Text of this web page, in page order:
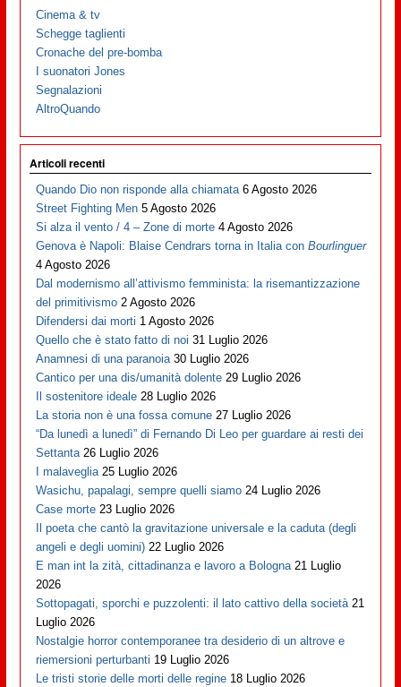
Cinema & tv
Schegge taglienti
Cronache del pre-bomba
I suonatori Jones
Segnalazioni
AltroQuando
Articoli recenti
Quando Dio non risponde alla chiamata 6 Agosto 2026
Street Fighting Men 5 Agosto 2026
Si alza il vento / 4 – Zone di morte 4 Agosto 2026
Genova è Napoli: Blaise Cendrars torna in Italia conBourlinguer
4 Agosto 2026
Dal modernismo all’attivismo femminista: la risemantizzazione
del primitivismo 2 Agosto 2026
Difendersi dai morti 1 Agosto 2026
Quello che è stato fatto di noi 31 Luglio 2026
Anamnesi di una paranoia 30 Luglio 2026
Cantico per una dis/umanità dolente 29 Luglio 2026
Il sostenitore ideale 28 Luglio 2026
La storia non è una fossa comune 27 Luglio 2026
“Da lunedì a lunedì” di Fernando Di Leo per guardare ai resti dei
Settanta 26 Luglio 2026
I malaveglia 25 Luglio 2026
Wasichu, papalagi, sempre quelli siamo 24 Luglio 2026
Case morte 23 Luglio 2026
Il poeta che cantò la gravitazione universale e la caduta (degli
angeli e degli uomini) 22 Luglio 2026
E man int la zità, cittadinanza e lavoro a Bologna 21 Luglio
2026
Sottopagati, sporchi e puzzolenti: il lato cattivo della società 21
Luglio 2026
Nostalgie horror contemporanee tra desiderio di un altrove e
riemersioni perturbanti 19 Luglio 2026
Le tristi storie delle morti delle regine 18 Luglio 2026